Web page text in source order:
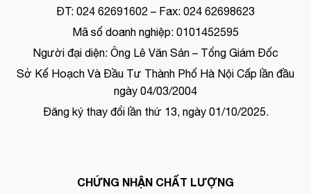
ĐT: 024 62691602 – Fax: 024 62698623
Mã số doanh nghiệp: 0101452595
Người đại diện: Ông Lê Văn Sản – Tổng Giám Đốc
Sở Kế Hoạch Và Đầu Tư Thành Phố Hà Nội Cấp lần đầu
ngày 04/03/2004
Đăng ký thay đổi lần thứ 13, ngày 01/10/2025.
CHỨNG NHẬN CHẤT LƯỢNG